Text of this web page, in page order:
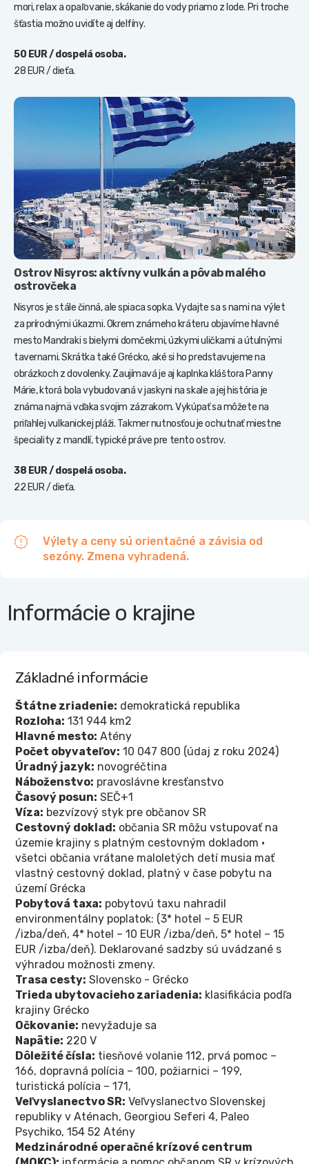
mori, relax a opaľovanie, skákanie do vody priamo z lode. Pri troche
šťastia možno uvidíte aj delfíny.
50 EUR / dospelá osoba.
28 EUR / dieťa.
Ostrov Nisyros: aktívny vulkán a pôvab malého
ostrovčeka
Nisyros je stále činná, ale spiaca sopka. Vydajte sa s nami na výlet
za prírodnými úkazmi. Okrem známeho kráteru objavíme hlavné
mesto Mandraki s bielymi domčekmi, úzkymi uličkami a útulnými
tavernami. Skrátka také Grécko, aké si ho predstavujeme na
obrázkoch z dovolenky. Zaujímavá je aj kaplnka kláštora Panny
Márie, ktorá bola vybudovaná v jaskyni na skale a jej história je
známa najmä vďaka svojim zázrakom. Vykúpať sa môžete na
priľahlej vulkanickej pláži. Takmer nutnosťou je ochutnať miestne
špeciality z mandlí, typické práve pre tento ostrov.
38 EUR / dospelá osoba.
22 EUR / dieťa.
Výlety a ceny sú orientačné a závisia od
sezóny. Zmena vyhradená.
Informácie o krajine
Základné informácie
Štátne zriadenie: demokratická republika
Rozloha: 131 944 km2
Hlavné mesto: Atény
Počet obyvateľov: 10 047 800 (údaj z roku 2024)
Úradný jazyk: novogréčtina
Náboženstvo: pravoslávne kresťanstvo
Časový posun: SEČ+1
Víza: bezvízový styk pre občanov SR
Cestovný doklad: občania SR môžu vstupovať na
územie krajiny s platným cestovným dokladom •
všetci občania vrátane maloletých detí musia mať
vlastný cestovný doklad, platný v čase pobytu na
území Grécka
Pobytová taxa: pobytovú taxu nahradil
environmentálny poplatok: (3* hotel – 5 EUR
/izba/deň, 4* hotel – 10 EUR /izba/deň, 5* hotel – 15
EUR /izba/deň). Deklarované sadzby sú uvádzané s
výhradou možnosti zmeny.
Trasa cesty: Slovensko - Grécko
Trieda ubytovacieho zariadenia: klasifikácia podľa
krajiny Grécko
Očkovanie: nevyžaduje sa
Napätie: 220 V
Dôležité čísla: tiesňové volanie 112, prvá pomoc –
166, dopravná polícia – 100, požiarnici – 199,
turistická polícia – 171,
Veľvyslanectvo SR: Veľvyslanectvo Slovenskej
republiky v Aténach, Georgiou Seferi 4, Paleo
Psychiko, 154 52 Atény
Medzinárodné operačné krízové centrum